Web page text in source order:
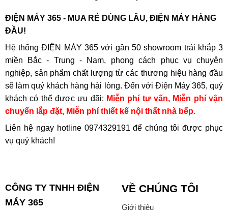
ĐIỆN MÁY 365 - MUA RẺ DÙNG LÂU, ĐIỆN MÁY HÀNG
ĐẦU!
Hệ thống ĐIỆN MÁY 365 với gần 50 showroom trải khắp 3
miền Bắc - Trung - Nam, phong cách phục vụ chuyên
nghiệp, sản phẩm chất lượng từ các thương hiệu hàng đầu
sẽ làm quý khách hàng hài lòng. Đến với Điện Máy 365, quý
khách có thể được ưu đãi: Miễn phí tư vấn, Miễn phí vận
chuyển lắp đặt, Miễn phí thiết kế nội thất nhà bếp.
Liên hệ ngay hotline 0974329191 để chúng tôi được phục
vụ quý khách!
CÔNG TY TNHH ĐIỆN
MÁY 365
VỀ CHÚNG TÔI
Giới thiệu